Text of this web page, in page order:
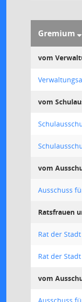
Gremium
vom
vom
vom
Ausschuss
Ratsfrauen
Rat der
Rat der
vom